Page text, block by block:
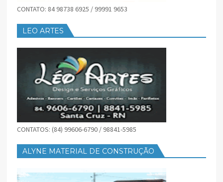
CONTATO: 84 98738 6925 / 99991 9653
LEO ARTES
CONTATOS: (84) 99606-6790 / 98841-5985
ALYNE MATERIAL DE CONSTRUÇÃO